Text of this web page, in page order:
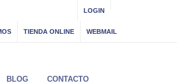
LOGIN
TIENDA ONLINE WEBMAIL
BLOG CONTACTO